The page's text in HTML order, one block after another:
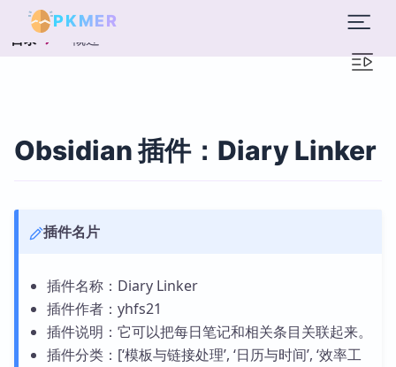
PKMER
目录 概述
Obsidian 插件：Diary Linker
插件名片
插件名称：Diary Linker
插件作者：yhfs21
插件说明：它可以把每日笔记和相关条目关联起来。
插件分类：[‘模板与链接处理’, ‘日历与时间’, ‘效率工